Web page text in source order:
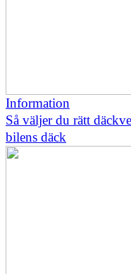
Information
Så väljer du rätt
bilens däck